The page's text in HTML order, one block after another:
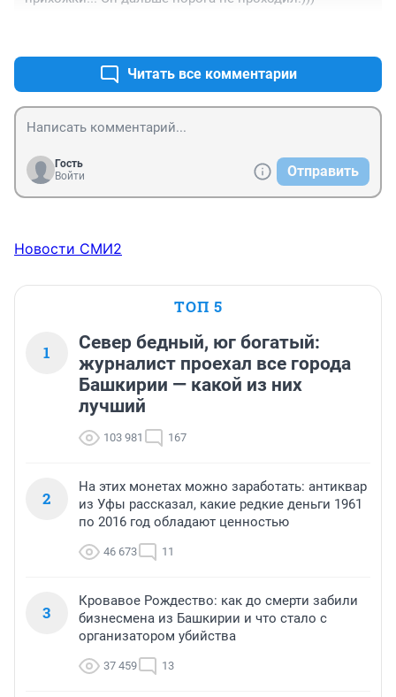
Читать все комментарии
Гость
Войти
Отправить
Новости СМИ2
ТОП 5
1
Север бедный, юг богатый:
журналист проехал все города
Башкирии — какой из них
лучший
103 981 167
2
На этих монетах можно заработать: антиквар
из Уфы рассказал, какие редкие деньги 1961
по 2016 год обладают ценностью
46 673 11
3
Кровавое Рождество: как до смерти забили
бизнесмена из Башкирии и что стало с
организатором убийства
37 459 13